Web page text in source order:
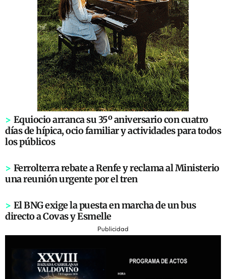
> Equiocio arranca su 35º aniversario con cuatro
días de hípica, ocio familiar y actividades para todos
los públicos
> Ferrolterra rebate a Renfe y reclama al Ministerio
una reunión urgente por el tren
> El BNG exige la puesta en marcha de un bus
directo a Covas y Esmelle
Publicidad